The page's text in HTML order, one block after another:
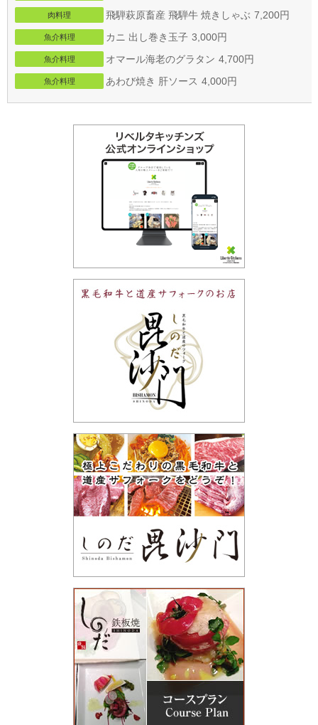
肉料理 飛騨萩原畜産 飛騨牛 焼きしゃぶ 7,200円
魚介料理 カニ 出し巻き玉子 3,000円
魚介料理 オマール海老のグラタン 4,700円
魚介料理 あわび焼き 肝ソース 4,000円